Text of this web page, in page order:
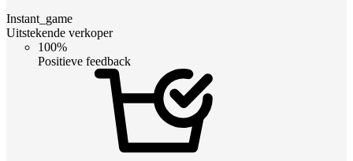
Instant_game
Uitstekende verkoper
100%
Positieve feedback